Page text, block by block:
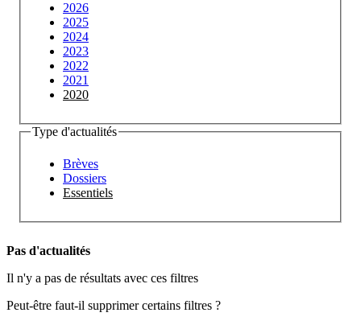
2026
2025
2024
2023
2022
2021
2020
Type d'actualités
Brèves
Dossiers
Essentiels
Pas d'actualités
Il n'y a pas de résultats avec ces filtres
Peut-être faut-il supprimer certains filtres ?